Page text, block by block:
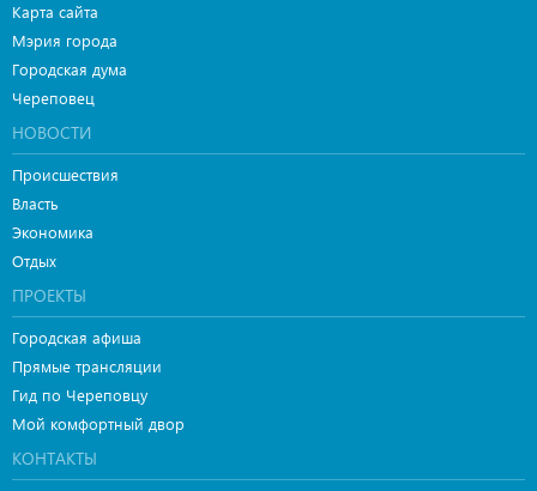
Карта сайта
Мэрия города
Городская дума
Череповец
НОВОСТИ
Происшествия
Власть
Экономика
Отдых
ПРОЕКТЫ
Городская афиша
Прямые трансляции
Гид по Череповцу
Мой комфортный двор
КОНТАКТЫ